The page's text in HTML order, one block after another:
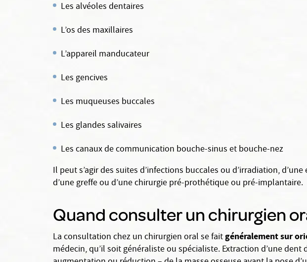
Les alvéoles dentaires
L’os des maxillaires
L’appareil manducateur
Les gencives
Les muqueuses buccales
Les glandes salivaires
Les canaux de communication bouche-sinus et bouche-nez
Il peut s’agir des suites d’infections buccales ou d’irradiation,
d’une greffe ou d’une chirurgie pré-prothétique ou pré-implantaire.
Quand consulter un chirurgien
La consultation chez un chirurgien oral se faitgénéralement sur
médecin, qu’il soit généraliste ou spécialiste. Extraction d’une